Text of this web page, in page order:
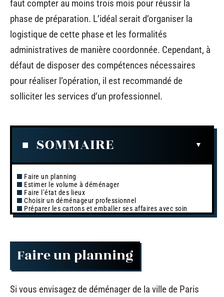
faut compter au moins trois mois pour réussir la
phase de préparation. L’idéal serait d’organiser la
logistique de cette phase et les formalités
administratives de manière coordonnée. Cependant, à
défaut de disposer des compétences nécessaires
pour réaliser l’opération, il est recommandé de
solliciter les services d’un professionnel.
SOMMAIRE
Faire un planning
Estimer le volume à déménager
Faire l’état des lieux
Choisir un déménageur professionnel
Préparer les cartons et emballer ses affaires avec soin
Faire un planning
Si vous envisagez de déménager de la ville de Paris